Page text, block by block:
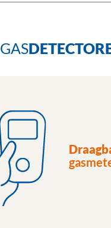
GAS